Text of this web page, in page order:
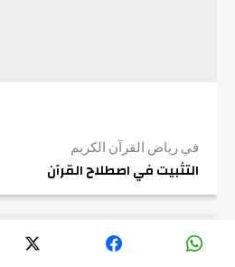
في رياض القرآن الكريم
التثبيت في اصطلاح القرآن